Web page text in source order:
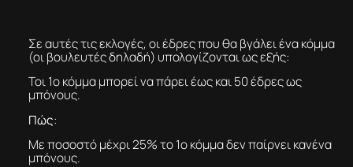
Σε αυτές τις εκλογές, οι έδρες που θα βγάλει ένα κόμμα
(οι βουλευτές δηλαδή) υπολογίζονται ως εξής:
Τοι 1ο κόμμα μπορεί να πάρει έως και 50 έδρες ως
μπόνους.
Πώς:
Με ποσοστό μέχρι 25% το 1ο κόμμα δεν παίρνει κανένα
μπόνους.